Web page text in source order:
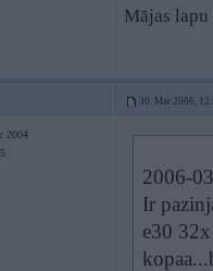
Mājas
30. Mar 2006,
2004
2006-
Ir
e30